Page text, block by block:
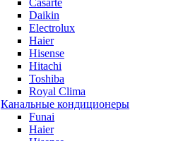
Casarte
Daikin
Electrolux
Haier
Hisense
Hitachi
Toshiba
Royal Clima
Канальные кондиционеры
Funai
Haier